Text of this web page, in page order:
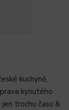
kuchyně,
kynutého
trochu času &